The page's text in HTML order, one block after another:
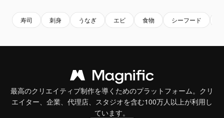
寿司 刺身 うなぎ エビ 食物 シーフード
最高のクリエイティブ制作を導くためのプラットフォーム。クリ
エイター、企業、代理店、スタジオを含む100万人以上が利用し
ています。